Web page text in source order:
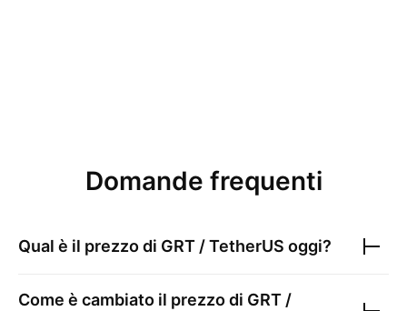
Domande frequenti
Qual è il prezzo di GRT / TetherUS oggi?
Come è cambiato il prezzo di GRT /